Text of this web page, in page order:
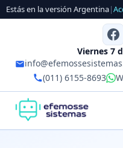
Estás en la versión Argentina|
Viernes 7
(011) 6155-8693